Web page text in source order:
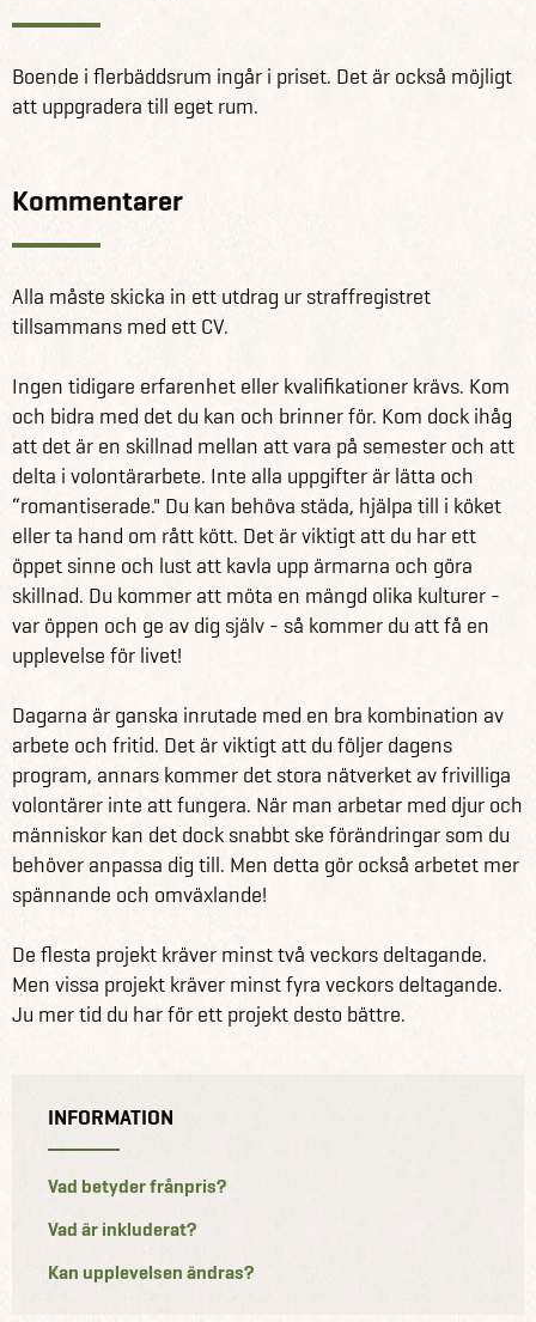
Boende i flerbäddsrum ingår i priset. Det är också möjligt
att uppgradera till eget rum.
Kommentarer
Alla måste skicka in ett utdrag ur straffregistret
tillsammans med ett CV.
Ingen tidigare erfarenhet eller kvalifikationer krävs. Kom
och bidra med det du kan och brinner för. Kom dock ihåg
att det är en skillnad mellan att vara på semester och att
delta i volontärarbete. Inte alla uppgifter är lätta och
“romantiserade." Du kan behöva städa, hjälpa till i köket
eller ta hand om rått kött. Det är viktigt att du har ett
öppet sinne och lust att kavla upp ärmarna och göra
skillnad. Du kommer att möta en mängd olika kulturer -
var öppen och ge av dig själv - så kommer du att få en
upplevelse för livet!
Dagarna är ganska inrutade med en bra kombination av
arbete och fritid. Det är viktigt att du följer dagens
program, annars kommer det stora nätverket av frivilliga
volontärer inte att fungera. När man arbetar med djur och
människor kan det dock snabbt ske förändringar som du
behöver anpassa dig till. Men detta gör också arbetet mer
spännande och omväxlande!
De flesta projekt kräver minst två veckors deltagande.
Men vissa projekt kräver minst fyra veckors deltagande.
Ju mer tid du har för ett projekt desto bättre.
INFORMATION
Vad betyder frånpris?
Vad är inkluderat?
Kan upplevelsen ändras?